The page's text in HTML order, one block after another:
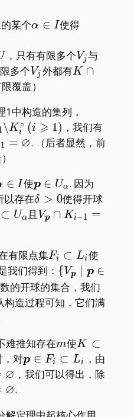
的某个\alpha\in
α ∈ I使得
U_\alpha
，只有有限多个V_j
Vj与
多个V_j
Vj 外都有K\cap
K ∩
覆盖）
1中构造的集列，
\Ki
∘ (i ⩾ 1) ，我们有
L_i
1 = ∅. （后者显然，前
）
∈ I使\boldsymbol
p\in
U_\alpha
p ∈ Uα. 因为
以存在\delta>0
δ > 0使得开球
⊂ Uα 且 Vp ∩ Ki−1 =
有限点集F _
i\subset
L _ i
Fi ⊂ Li 使
我们得到： \{V _
\boldsymbol
p\in\bigcup _
{Vp p ∈
的开球的集合，我们
构造过程可知，它们满
难推知存在m
m使K\subset
K_m
K ⊂
，对\boldsymbol
p\in
p ∈ Fi ⊂ Li
，由
∅ ，我们可以得出，除
∅.